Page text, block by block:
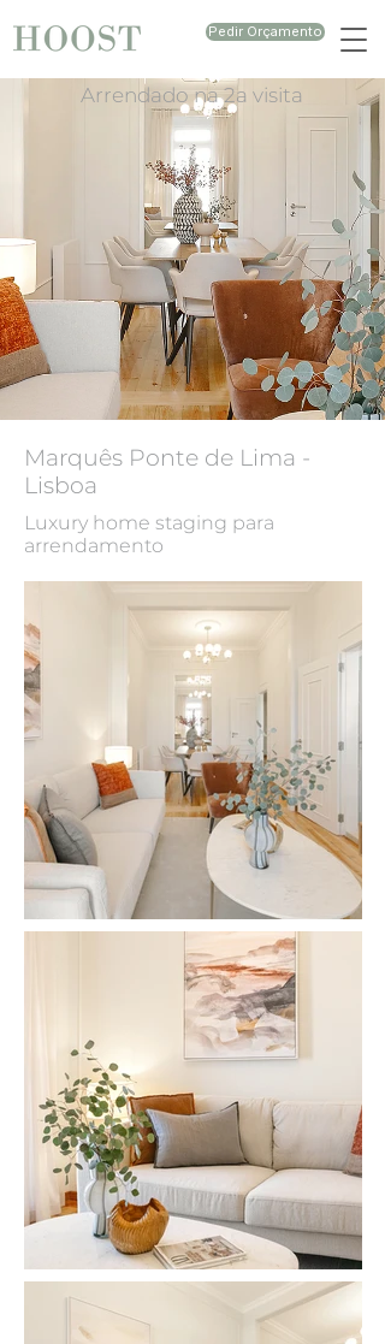
Pedir Orçamento
Arrendado na 2a visita
Marquês Ponte de Lima -
Lisboa
Luxury home staging para
arrendamento